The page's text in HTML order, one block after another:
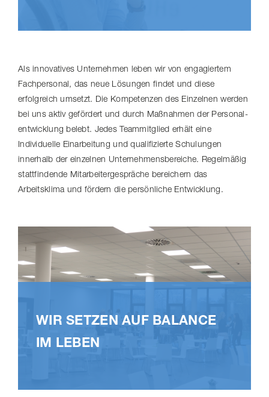
Als innovatives Unternehmen leben wir von engagiertem
Fachpersonal, das neue Lösungen findet und diese
erfolgreich umsetzt. Die Kompetenzen des Einzelnen werden
bei uns aktiv gefördert und durch Maßnahmen der Perso­nal­
ent­wick­lung belebt. Jedes Teammitglied erhält eine
Individuelle Einarbeitung und qualifizierte Schulungen
innerhalb der einzelnen Unter­neh­mens­be­reiche. Regelmäßig
stattfindende Mitar­bei­ter­ge­spräche bereichern das
Arbeitsklima und fördern die persönliche Entwicklung.
WIR SETZEN AUF BALANCE
IM LEBEN